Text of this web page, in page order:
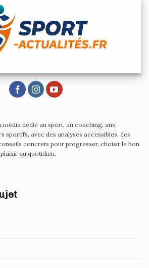
dédié au sport, au coaching, aux
sportifs, avec des analyses accessibles, des
concrets pour progresser, choisir le bon
au quotidien.